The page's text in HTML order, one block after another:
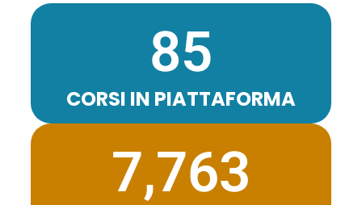
CORSI IN PIATTAFORMA
85
7,763